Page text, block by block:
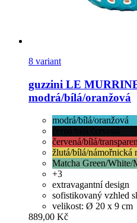
8 variant
guzzini LE
modrá/bílá/oranžová
modrá/bílá/oranžová
červená/bílá/
žlutá/bílá/námořnická
Matcha Green/White/
+3
extravagantní design
sofistikovaný vzhled
velikost: Ø 20 x 9 cm
889,00 Kč